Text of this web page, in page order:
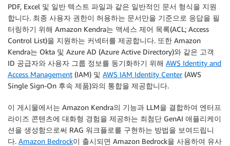
PDF, Excel 및 일반 텍스트 파일과 같은 일반적인 문서 형식을 지원
합니다. 최종 사용자 권한이 허용하는 문서만을 기준으로 응답을 필
터링하기 위해 Amazon Kendra는 액세스 제어 목록(ACL; Access
Control List)을 지원하는 커넥터를 제공합니다. 또한 Amazon
Kendra는 Okta 및 Azure AD (Azure Active Directory)와 같은 고객
ID 공급자와 사용자 그룹 정보를 동기화하기 위해 AWS Identity and
Access Management (IAM) 및 AWS IAM Identity Center(AWS
Single Sign-On 후속 제품)와의 통합을 제공합니다.
이 게시물에서는 Amazon Kendra의 기능과 LLM을 결합하여 엔터프
라이즈 콘텐츠에 대화형 경험을 제공하는 최첨단 GenAI 애플리케이
션을 생성함으로써 RAG 워크플로를 구현하는 방법을 보여드립니
다. Amazon Bedrock이 출시되면 Amazon Bedrock을 사용하여 유사